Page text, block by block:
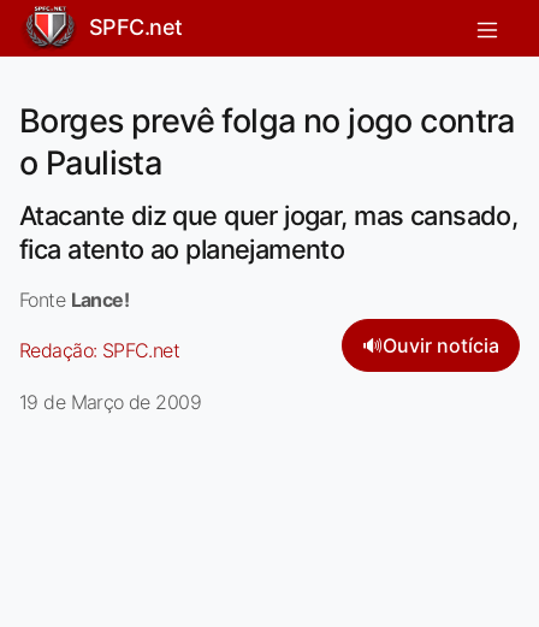
SPFC.net
Borges prevê folga no jogo contra
o Paulista
Atacante diz que quer jogar, mas cansado,
fica atento ao planejamento
Fonte Lance!
Redação: SPFC.net 🔊Ouvir notícia
19 de Março de 2009